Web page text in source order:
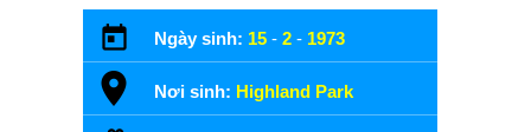
Ngày sinh: 15 - 2 - 1973
Nơi sinh: Highland Park